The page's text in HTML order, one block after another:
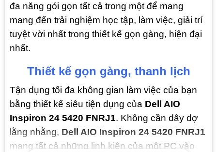
đa năng gói gọn tất cả trong một để mang
mang đến trải nghiệm học tập, làm việc, giải trí
tuyệt vời nhất trong thiết kế gọn gàng, hiện đại
nhất.
Thiết kế gọn gàng, thanh lịch
Tận dụng tối đa không gian làm việc của bạn
bằng thiết kế siêu tiện dụng của Dell AIO
Inspiron 24 5420 FNRJ1. Không cần dây dợ
lằng nhằng, Dell AIO Inspiron 24 5420 FNRJ1
mang tất cả những linh kiện của một PC vào